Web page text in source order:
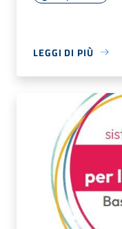
LEGGI DI PIÙ